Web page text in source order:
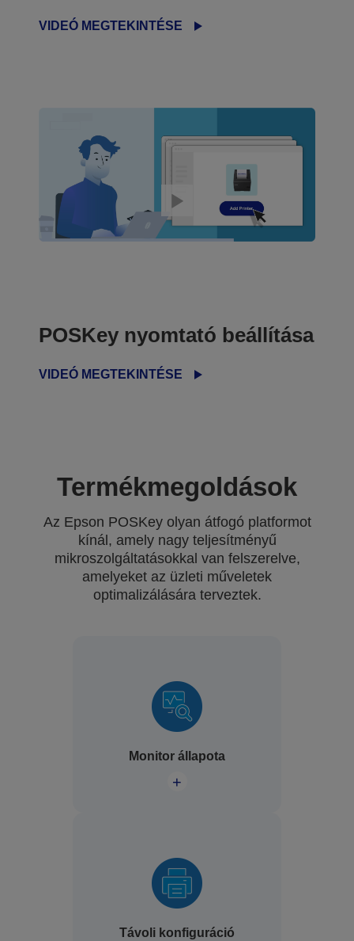
VIDEÓ MEGTEKINTÉSE
POSKey nyomtató beállítása
VIDEÓ MEGTEKINTÉSE
Termékmegoldások
Az Epson POSKey olyan átfogó platformot
kínál, amely nagy teljesítményű
mikroszolgáltatásokkal van felszerelve,
amelyeket az üzleti műveletek
optimalizálására terveztek.
Monitor állapota
+
Távoli konfiguráció